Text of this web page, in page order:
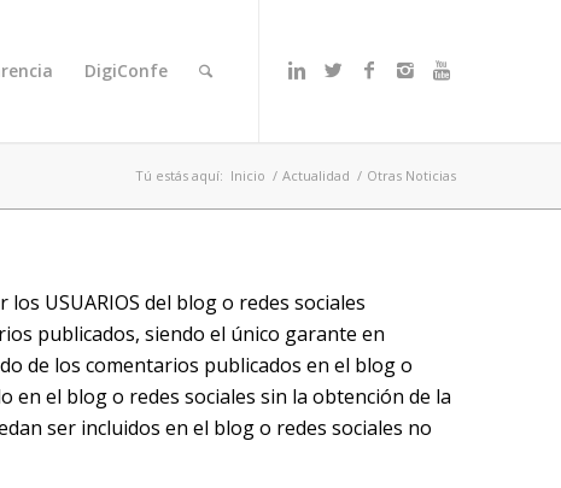
DigiConfe
Tú estás aquí: Inicio / Actualidad / Otras Noticias
USUARIOS del blog o redes sociales
publicados, siendo el único garante en
de los comentarios publicados en el blog o
el blog o redes sociales sin la obtención de la
ser incluidos en el blog o redes sociales no